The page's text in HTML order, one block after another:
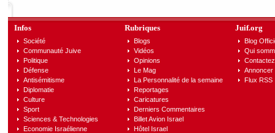
Infos
Société
Communauté Juive
Politique
Défense
Antisémitisme
Diplomatie
Culture
Sport
Sciences & Technologies
Economie Israélienne
Rubriques
Blogs
Vidéos
Opinions
Le Mag
La Personnalité de la semaine
Reportages
Caricatures
Derniers Commentaires
Billet Avion Israel
Hôtel Israel
Juif.org
Blog
Qui
Annoncer
Flux RSS